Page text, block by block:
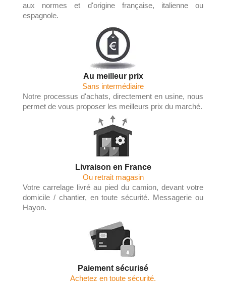
aux normes et d'origine française, italienne ou
espagnole.
Au meilleur prix
Sans intermédiaire
Notre processus d'achats, directement en usine, nous
permet de vous proposer les meilleurs prix du marché.
Livraison en France
Ou retrait magasin
Votre carrelage livré au pied du camion, devant votre
domicile / chantier, en toute sécurité. Messagerie ou
Hayon.
Paiement sécurisé
Achetez en toute sécurité.